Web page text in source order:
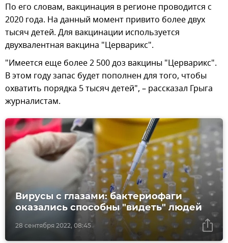
По его словам, вакцинация в регионе проводится с
2020 года. На данный момент привито более двух
тысяч детей. Для вакцинации используется
двухвалентная вакцина "Церварикс".
"Имеется еще более 2 500 доз вакцины "Церварикс".
В этом году запас будет пополнен для того, чтобы
охватить порядка 5 тысяч детей", – рассказал Грыга
журналистам.
28 сентября 2022, 08:45
Вирусы с глазами: бактериофаги
оказались способны "видеть" людей